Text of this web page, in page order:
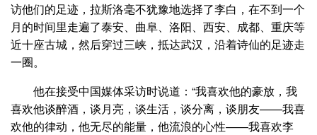
访他们的足迹，拉斯洛毫不犹豫地选择了李白，在不到一个
月的时间里走遍了泰安、曲阜、洛阳、西安、成都、重庆等
近十座古城，然后穿过三峡，抵达武汉，沿着诗仙的足迹走
一圈。
他在接受中国媒体采访时说道：“我喜欢他的豪放，我
喜欢他谈醉酒，谈月亮，谈生活，谈分离，谈朋友——我喜
欢他的律动，他无尽的能量，他流浪的心性——我喜欢李